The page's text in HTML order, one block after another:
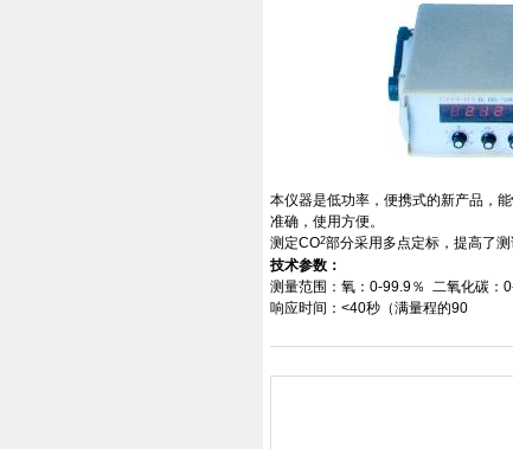
本仪器是低功率，便携式的新产品，
准确，使用方便。
测定CO2部分采用多点定标，提高了测
技术参数：
测量范围：氧： 0-99.9％ 二氧化碳：
响应时间： <40秒（满量程的90